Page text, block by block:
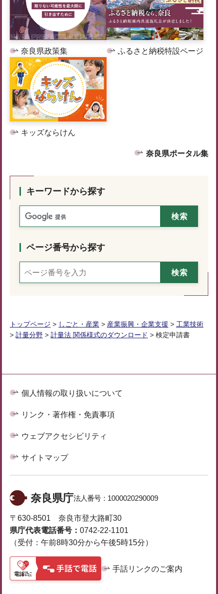
奈良県政策集 ふるさと納税特設ページ
キッズならけん
奈良県ポータル集
キーワードから探す
ページ番号から探す
トップページ > しごと・産業 > 産業振興・企業支援 > 工業技術
> 計量分野 > 計量法 関係様式のダウンロード > 検定申請書
個人情報の取り扱いについて
リンク・著作権・免責事項
ウェブアクセシビリティ
サイトマップ
奈良県庁法人番号： 1000020290009
〒630-8501 奈良市登大路町30
県庁代表電話番号： 0742-22-1101
（受付：午前8時30分から午後5時15分）
手話リンクのご案内